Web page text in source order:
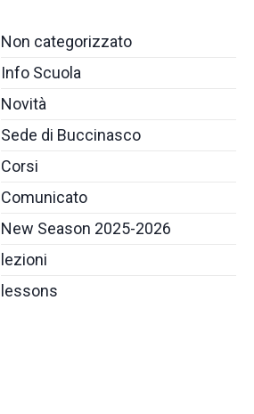
Non categorizzato
Info Scuola
Novità
Sede di Buccinasco
Corsi
Comunicato
New Season 2025-2026
lezioni
lessons